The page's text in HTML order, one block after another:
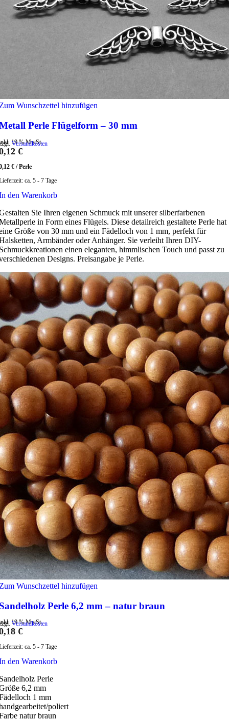
Wunschzettel hinzufügen
Perle Flügelform – 30 mm
19 % MwSt.
Versandkosten
€
€ /Perle
ca. 5 - 7 Tage
den Warenkorb
Sie Ihren eigenen Schmuck mit unserer silberfarbenen
in Form eines Flügels. Diese detailreich gestaltete Perle hat
Größe von 30 mm und ein Fädelloch von 1 mm, perfekt für
Armbänder oder Anhänger. Sie verleiht Ihren DIY-
einen eleganten, himmlischen Touch und passt zu
Designs. Preisangabe je Perle.
Wunschzettel hinzufügen
Perle 6,2 mm – natur braun
19 % MwSt.
Versandkosten
€
ca. 5 - 7 Tage
den Warenkorb
Perle
6,2 mm
1 mm
poliert
natur braun